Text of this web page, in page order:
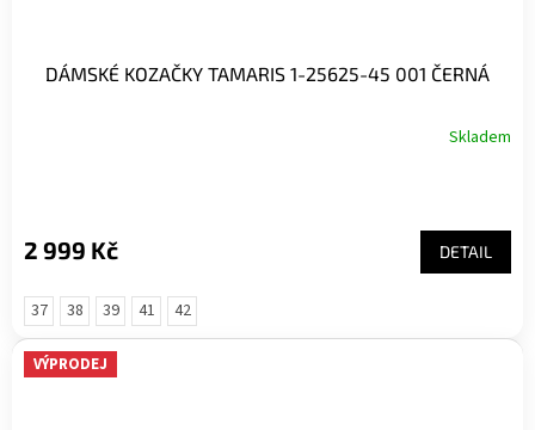
DÁMSKÉ KOZAČKY TAMARIS 1-25625-45 001 ČERNÁ
Skladem
2 999 Kč DETAIL
37 38 39 41 42
VÝPRODEJ